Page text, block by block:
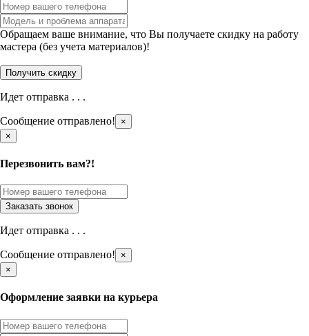
Обращаем ваше внимание, что Вы получаете скидку на работу
мастера (без учета материалов)!
Идет отправка . . .
Сообщение отправлено!
×
×
Перезвонить вам?!
Идет отправка . . .
Сообщение отправлено!
×
×
Оформление заявки на курьера